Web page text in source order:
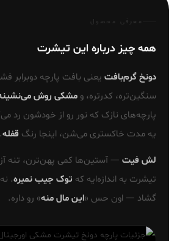
معرفی محصول
همه چیز درباره این تیشرت
دونخ گرم‌بافت یعنی بافت پارچه دوبرابر
سنگین‌تره، کدرتره، و مشکی روش
پارچه‌های نازک که نور رو از خودشون رد
یه مدت خاکستری می‌شن، اینجا رنگ قفله.
لش فیت — آستین‌ها کمی پهن‌ترن، تنه
تیشرت به اندازه‌ایه که توک جیب نمیره.
گشاد — اون حس «این مال منه» رو داره.